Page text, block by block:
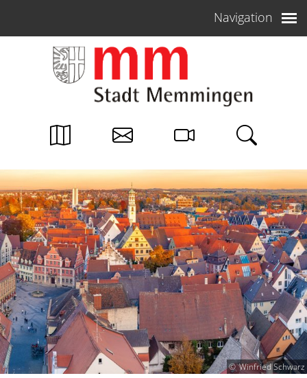
Navigation
Winfried Schwarz